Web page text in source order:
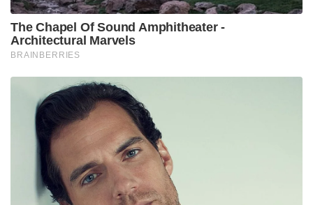
The Chapel Of Sound Amphitheater -
Architectural Marvels
BRAINBERRIES